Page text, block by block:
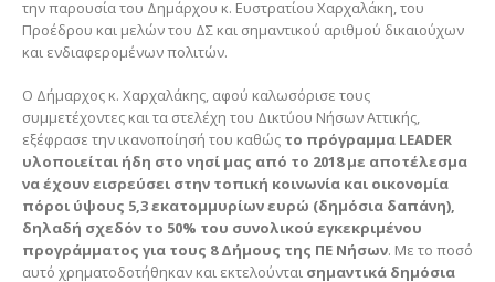
την παρουσία του Δημάρχου κ. Ευστρατίου Χαρχαλάκη, του
Προέδρου και μελών του ΔΣ και σημαντικού αριθμού δικαιούχων
και ενδιαφερομένων πολιτών.
Ο Δήμαρχος κ. Χαρχαλάκης, αφού καλωσόρισε τους
συμμετέχοντες και τα στελέχη του Δικτύου Νήσων Αττικής,
εξέφρασε την ικανοποίησή του καθώς το πρόγραμμα LEADER
υλοποιείται ήδη στο νησί μας από το 2018 με αποτέλεσμα
να έχουν εισρεύσει στην τοπική κοινωνία και οικονομία
πόροι ύψους 5,3 εκατομμυρίων ευρώ (δημόσια δαπάνη),
δηλαδή σχεδόν το 50% του συνολικού εγκεκριμένου
προγράμματος για τους 8 Δήμους της ΠΕ Νήσων. Με το ποσό
αυτό χρηματοδοτήθηκαν και εκτελούνται σημαντικά δημόσια